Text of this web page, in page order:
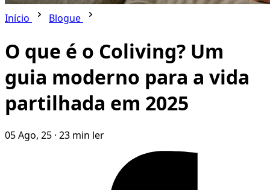
Início Blogue
O que é o Coliving? Um
guia moderno para a vida
partilhada em 2025
05 Ago, 25 · 23 min ler